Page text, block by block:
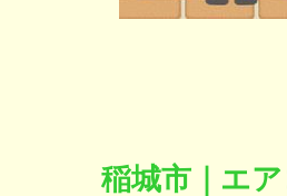
稲城市｜エ